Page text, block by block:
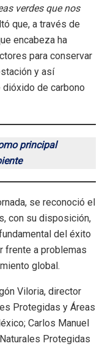
verdes que nos
que, a través de
encabeza ha
para conservar
y así
de carbono
principal
se reconoció el
con su disposición,
del éxito
frente a problemas
global.
Viloria, director
Protegidas y Áreas
Carlos Manuel
Protegidas